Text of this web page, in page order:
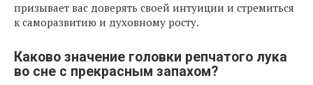
призывает вас доверять своей интуиции и стремиться
к саморазвитию и духовному росту.
Каково значение головки репчатого лука
во сне с прекрасным запахом?